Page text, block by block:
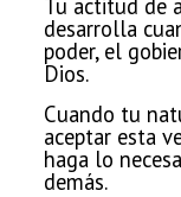
Tu actitud de
desarrolla
poder, el
Dios.
Cuando tu
aceptar esta
haga lo
demás.